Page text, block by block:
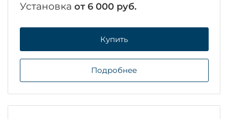
Установка от 6 000 руб.
Купить
Подробнее